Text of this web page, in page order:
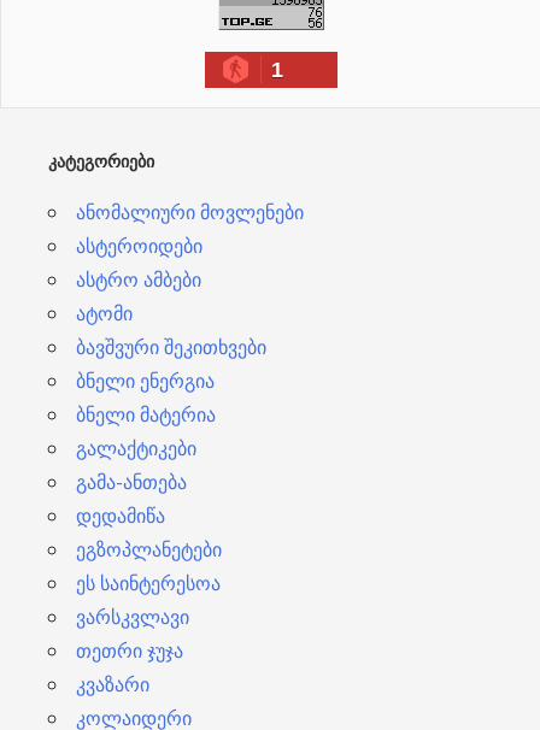
1
ᲙᲐᲢᲔᲒᲝᲠᲘᲔᲑᲘ
ანომალიური მოვლენები
ასტეროიდები
ასტრო ამბები
ატომი
ბავშვური შეკითხვები
ბნელი ენერგია
ბნელი მატერია
გალაქტიკები
გამა-ანთება
დედამიწა
ეგზოპლანეტები
ეს საინტერესოა
ვარსკვლავი
თეთრი ჯუჯა
კვაზარი
კოლაიდერი